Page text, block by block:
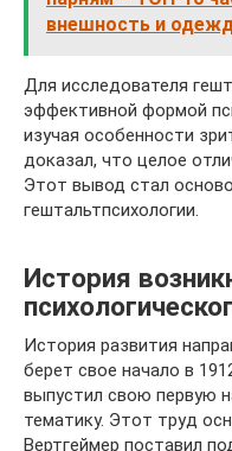
внешность и
Для исследователя
эффективной формой
изучая особенности
доказал, что целое
Этот вывод стал
гештальтпсихологии.
История
История развития
берет свое начало в
выпустил свою первую
тематику. Этот труд
Вертгеймер поставил